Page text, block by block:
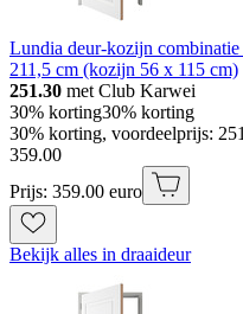
Lundia deur-kozijn
211,5 cm (kozijn 56 x 115 cm)
251.30 met Club Karwei
30% korting30% korting
30% korting, voordeelprijs:
359.00
Prijs: 359.00 euro
Bekijk alles in draaideur